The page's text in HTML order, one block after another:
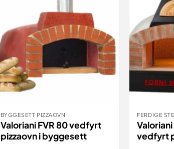
BESTILL
BYGGESETT PIZZAOVN
Valoriani FVR 80 vedfyrt
pizzaovn i byggesett
FERDIGE
vedfyrt